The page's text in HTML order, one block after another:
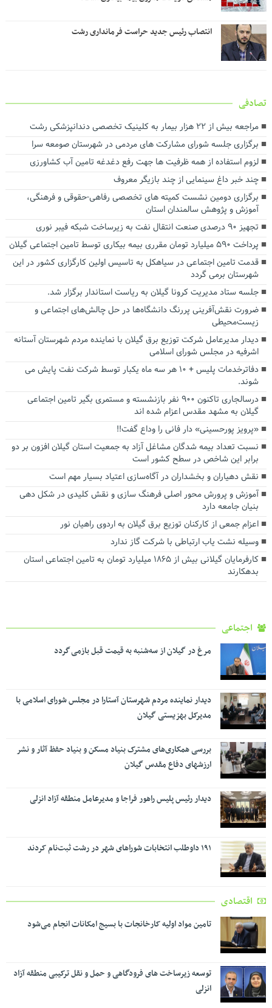
انتصاب رئیس جدید حراست فرمانداری رشت
تصادفی
مراجعه بیش از ۲۲ هزار بیمار به کلینیک تخصصی دندانپزشکی رشت
برگزاری جلسه شورای مشارکت های مردمی در شهرستان صومعه سرا
لزوم استفاده از همه ظرفیت ها جهت رفع دغدغه تامین آب کشاورزی
چند خبر داغ سینمایی از چند بازیگر معروف
برگزاری دومین نشست کمیته های تخصصی رفاهی-حقوقی و فرهنگی،
آموزش و پژوهش سالمندان استان
تجهیز ۹۰ درصدی صنعت انتقال نفت به زیرساخت شبکه فیبر نوری
پرداخت ۵۹۰ میلیارد تومان مقرری بیمه بیکاری توسط تامین اجتماعی گیلان
قدمت تامین اجتماعی در سیاهکل به تاسیس اولین کارگزاری کشور در این
شهرستان برمی گردد
جلسه ستاد مدیریت کرونا گیلان به ریاست استاندار برگزار شد.
ضرورت نقش‌آفرینی پررنگ دانشگاه‌ها در حل چالش‌های اجتماعی و
زیست‌محیطی
دیدار مدیرعامل شرکت توزیع برق گیلان با نماینده مردم شهرستان آستانه
اشرفیه در مجلس شورای اسلامی
دفاترخدمات پلیس + ۱۰ هر سه ماه یکبار توسط شرکت نفت پایش می
شوند.
درسالجاری تاکنون ۹۰۰ نفر بازنشسته و مستمری بگیر تامین اجتماعی
گیلان به مشهد مقدس اعزام شده اند
«پرویز پورحسینی» دار فانی را وداع گفت!!
نسبت تعداد بیمه شدگان مشاغل آزاد به جمعیت استان گیلان افزون بر دو
برابر این شاخص در سطح کشور است
نقش دهیاران و بخشداران در آگاه‌سازی اعتیاد بسیار مهم است
آموزش و پرورش محور اصلی فرهنگ سازی و نقش کلیدی در شکل دهی
بنیان جامعه دارد
اعزام جمعی از کارکنان توزیع برق گیلان به اردوی راهیان نور
وسیله نشت یاب ارتباطی با شرکت گاز ندارد
کارفرمایان گیلانی بیش از ۱۸۶۵ میلیارد تومان به تامین اجتماعی استان
بدهکارند
اجتماعی
مرغ در گیلان از سه‌شنبه به قیمت قبل بازمی گردد
دیدار نماینده مردم شهرستان آستارا در مجلس شورای اسلامی با
مدیرکل بهزیستی گیلان
بررسی همکاری‌های مشترک بنیاد مسکن و بنیاد حفظ آثار و نشر
ارزشهای دفاع مقدس گیلان
دیدار رئیس پلیس راهور فراجا و مدیرعامل منطقه آزاد انزلی
۱۹۱ داوطلب انتخابات شوراهای شهر در رشت ثبت‌نام کردند
اقتصادی
تامین مواد اولیه کارخانجات با بسیج امکانات انجام می‌شود
توسعه زیرساخت های فرودگاهی و حمل و نقل ترکیبی منطقه آزاد
انزلی